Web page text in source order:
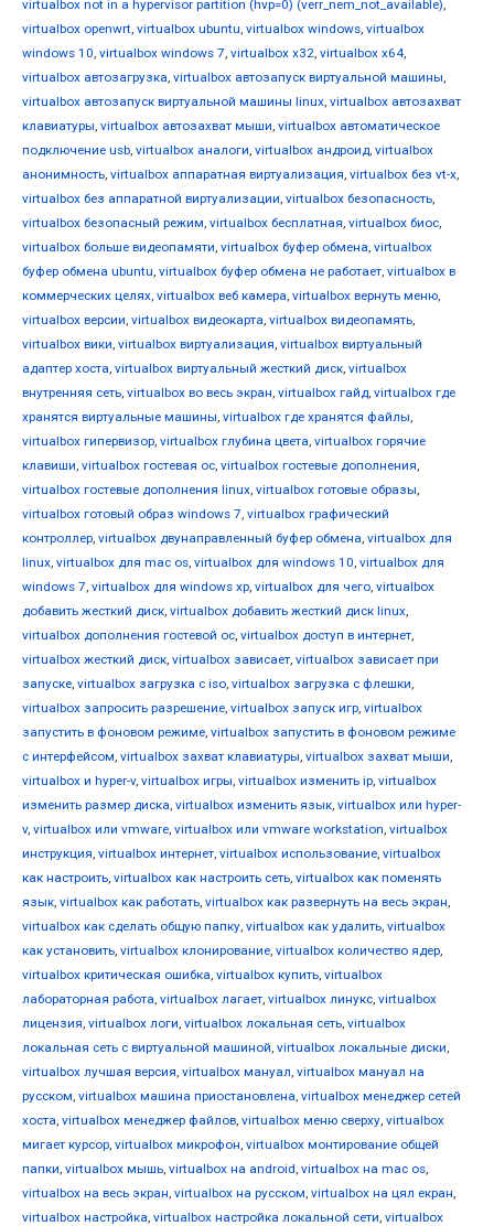
virtualbox not in a hypervisor partition (hvp=0) (verr_nem_not_available),
virtualbox openwrt, virtualbox ubuntu, virtualbox windows, virtualbox
windows 10, virtualbox windows 7, virtualbox x32, virtualbox x64,
virtualbox автозагрузка, virtualbox автозапуск виртуальной машины,
virtualbox автозапуск виртуальной машины linux, virtualbox автозахват
клавиатуры, virtualbox автозахват мыши, virtualbox автоматическое
подключение usb, virtualbox аналоги, virtualbox андроид, virtualbox
анонимность, virtualbox аппаратная виртуализация, virtualbox без vt-x,
virtualbox без аппаратной виртуализации, virtualbox безопасность,
virtualbox безопасный режим, virtualbox бесплатная, virtualbox биос,
virtualbox больше видеопамяти, virtualbox буфер обмена, virtualbox
буфер обмена ubuntu, virtualbox буфер обмена не работает, virtualbox в
коммерческих целях, virtualbox веб камера, virtualbox вернуть меню,
virtualbox версии, virtualbox видеокарта, virtualbox видеопамять,
virtualbox вики, virtualbox виртуализация, virtualbox виртуальный
адаптер хоста, virtualbox виртуальный жесткий диск, virtualbox
внутренняя сеть, virtualbox во весь экран, virtualbox гайд, virtualbox где
хранятся виртуальные машины, virtualbox где хранятся файлы,
virtualbox гипервизор, virtualbox глубина цвета, virtualbox горячие
клавиши, virtualbox гостевая ос, virtualbox гостевые дополнения,
virtualbox гостевые дополнения linux, virtualbox готовые образы,
virtualbox готовый образ windows 7, virtualbox графический
контроллер, virtualbox двунаправленный буфер обмена, virtualbox для
linux, virtualbox для mac os, virtualbox для windows 10, virtualbox для
windows 7, virtualbox для windows xp, virtualbox для чего, virtualbox
добавить жесткий диск, virtualbox добавить жесткий диск linux,
virtualbox дополнения гостевой ос, virtualbox доступ в интернет,
virtualbox жесткий диск, virtualbox зависает, virtualbox зависает при
запуске, virtualbox загрузка с iso, virtualbox загрузка с флешки,
virtualbox запросить разрешение, virtualbox запуск игр, virtualbox
запустить в фоновом режиме, virtualbox запустить в фоновом режиме
с интерфейсом, virtualbox захват клавиатуры, virtualbox захват мыши,
virtualbox и hyper-v, virtualbox игры, virtualbox изменить ip, virtualbox
изменить размер диска, virtualbox изменить язык, virtualbox или hyper-
v, virtualbox или vmware, virtualbox или vmware workstation, virtualbox
инструкция, virtualbox интернет, virtualbox использование, virtualbox
как настроить, virtualbox как настроить сеть, virtualbox как поменять
язык, virtualbox как работать, virtualbox как развернуть на весь экран,
virtualbox как сделать общую папку, virtualbox как удалить, virtualbox
как установить, virtualbox клонирование, virtualbox количество ядер,
virtualbox критическая ошибка, virtualbox купить, virtualbox
лабораторная работа, virtualbox лагает, virtualbox линукс, virtualbox
лицензия, virtualbox логи, virtualbox локальная сеть, virtualbox
локальная сеть с виртуальной машиной, virtualbox локальные диски,
virtualbox лучшая версия, virtualbox мануал, virtualbox мануал на
русском, virtualbox машина приостановлена, virtualbox менеджер сетей
хоста, virtualbox менеджер файлов, virtualbox меню сверху, virtualbox
мигает курсор, virtualbox микрофон, virtualbox монтирование общей
папки, virtualbox мышь, virtualbox на android, virtualbox на mac os,
virtualbox на весь экран, virtualbox на русском, virtualbox на цял екран,
virtualbox настройка, virtualbox настройка локальной сети, virtualbox